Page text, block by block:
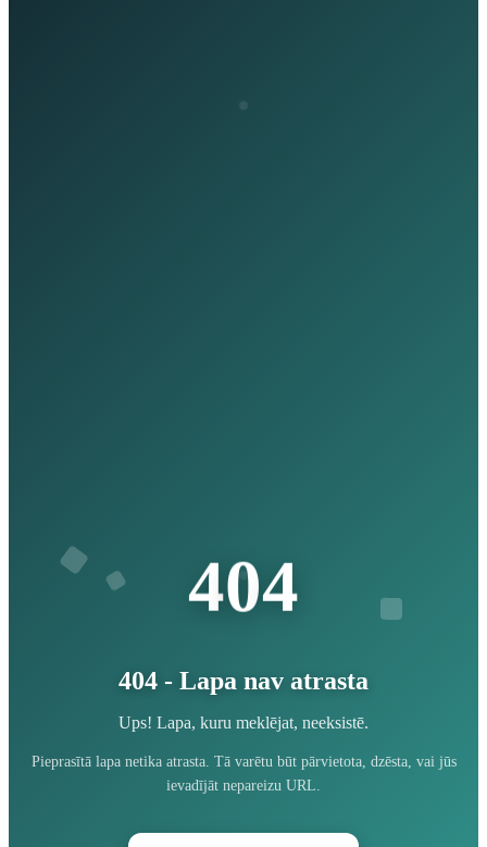
404
404 - Lapa nav atrasta
Ups! Lapa, kuru meklējat, neeksistē.
Pieprasītā lapa netika atrasta. Tā varētu būt pārvietota, dzēsta, vai jūs
ievadījāt nepareizu URL.